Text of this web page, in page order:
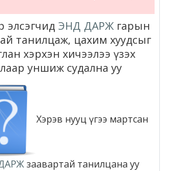
элсэгчид ЭНД ДАРЖгарын
танилцаж, цахим хуудсыг
хэрхэн хичээлээ үзэх
уншиж судална уу
Хэрэв нууц үгээ мартсан
заавартай танилцана уу